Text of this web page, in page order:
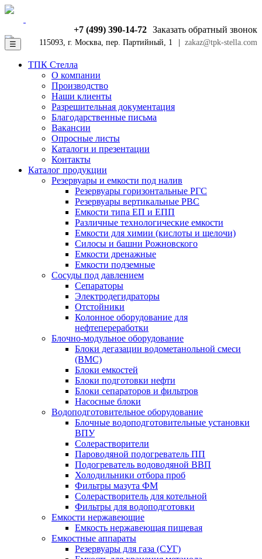
Заказать обратный звонок
+7 (499) 390-14-72
zakaz@tpk-stella.com
115093, г. Москва, пер. Партийный, 1
☰
ТПК Стелла
О компании
Производство
Наши клиенты
Разрешительная документация
Благодарственные письма
Вакансии
Опросные листы
Каталоги и презентации
Контакты
Каталог продукции
Резервуары и емкости под налив
Резервуары горизонтальные РГС
Резервуары вертикальные РВС
Емкости типа ЕП и ЕПП
Различные технологические емкости
Емкости для химии (кислоты и щелочи)
Силосы и башни Рожновского
Емкости дренажные
Емкости подземные
Сосуды под давлением
Сепараторы
Электродегидраторы
Отстойники
Колонное оборудование для
нефтепереработки
Блочно-модульное оборудование
Блоки дегазации водометанольной смеси
(BMC)
Блоки емкостей
Блоки подготовки нефти
Блоки сепараторов и фильтров
Насосные блоки
Водоподготовительное оборудование
Блочные водоподготовительные установки
ВПУ
Солерастворители
Пароводяной подогреватель ПП
Подогреватель водоводяной ВВП
Холодильники отбора проб
Фильтры мазута ФМ
Солерастворитель для котельной
Фильтры для водоподготовки
Емкости нержавеющие
Емкость нержавеющая пищевая
Емкостные аппараты
Резервуары для газа (СУГ)